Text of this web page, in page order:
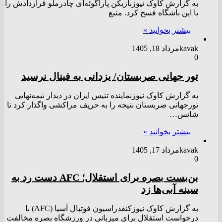
به گزارش کاوک نیوزبازیکن پاراگوئه‌ای چادرملو قراردادش را
با این باشگاه فسخ کرد. منبع
بیشتر بخوانید »
kavakمرداد 18, 1405
0
تور جهانی صربستان/ یزدانی به فینال نرسید
به گزارش کاوک نیوزنماینده تنیس ایران در دیدار نیمه‌نهایی
تورجهانی صربستان نتیجه را به حریف مراکشی واگذار کرد تا
شانس…
بیشتر بخوانید »
kavakمرداد 17, 1405
0
بن‌بست بصره برای استقلال؛ AFC دست رد به
سینه آبی‌ها زد
به گزارش کاوک نیوزکنفدراسیون فوتبال آسیا (AFC) با
درخواست استقلال برای میزبانی در ورزشگاه بصره مخالفت